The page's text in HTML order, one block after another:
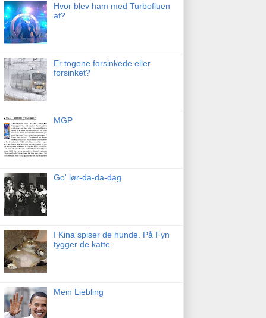
Hvor blev ham med Turbofluen
af?
Er togene forsinkede eller
forsinket?
MGP
Go' lør-da-da-dag
I Kina spiser de hunde. På Fyn
tygger de katte.
Mein Liebling